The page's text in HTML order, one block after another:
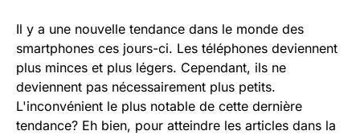
Il y a une nouvelle tendance dans le monde des
smartphones ces jours-ci. Les téléphones deviennent
plus minces et plus légers. Cependant, ils ne
deviennent pas nécessairement plus petits.
L'inconvénient le plus notable de cette dernière
tendance? Eh bien, pour atteindre les articles dans la